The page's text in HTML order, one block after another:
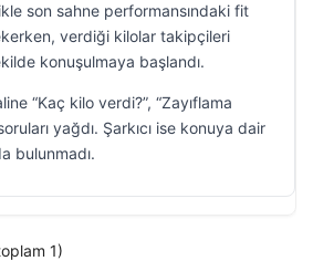
son sahne performansındaki fit
verdiği kilolar takipçileri
konuşulmaya başlandı.
“Kaç kilo verdi?”, “Zayıflama
yağdı. Şarkıcı ise konuya dair
bulunmadı.
1)